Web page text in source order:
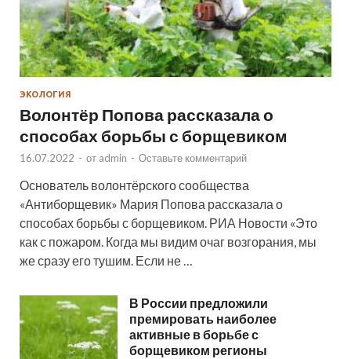
ЭКОЛОГИЯ
Волонтёр Попова рассказала о
способах борьбы с борщевиком
16.07.2022 - от admin - Оставьте комментарий
Основатель волонтёрского сообщества
«Антиборщевик» Мария Попова рассказала о
способах борьбы с борщевиком. РИА Новости «Это
как с пожаром. Когда мы видим очаг возгорания, мы
же сразу его тушим. Если не …
В России предложили
премировать наиболее
активные в борьбе с
борщевиком регионы